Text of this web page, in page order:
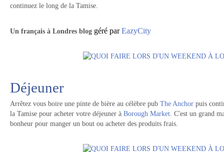
continuez le long de la Tamise.
Un français à Londres blog géré parEazyCity
Déjeuner
Arrêtez vous boire une pinte de bière au célèbre pub The Anchor puis
la Tamise pour acheter votre déjeuner à Borough Market. C'est un grand
bonheur pour manger un bout ou acheter des produits frais.